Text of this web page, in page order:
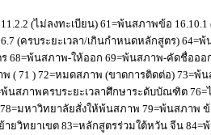
(ไม่ลงทะเบียน) 61=พ้นสภาพข้อ
(ครบระยะเวลา/เกินกำหนดหลักสูตร)
68=พ้นสภาพ-ให้ออก 69=พ้นสภาพ-คัดชื่อออ
พ ( 71 ) 72=หมดสภาพ (ขาดการติดต่อ) 73=
พ้นสภาพครบระยะเวลาศึกษาระดับบัณฑิต
มหาวิทยาลัยสั่งให้พ้นสภาพ 79=พ้นสภาพ
ายวิทยาเขต 83=หลักสูตรร่วมใต้หวัน จีน